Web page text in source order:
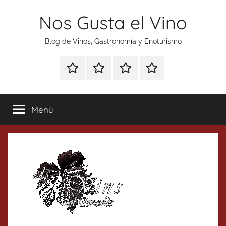
Nos Gusta el Vino
Blog de Vinos, Gastronomía y Enoturismo
Especial
Tonics
Enoturismo
Gastronomía
RankingContacto
Menú